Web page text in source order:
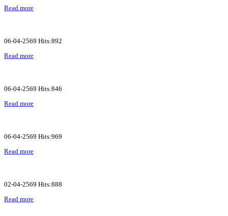
Read more
06-04-2569 Hits:892
Read more
06-04-2569 Hits:846
Read more
06-04-2569 Hits:969
Read more
02-04-2569 Hits:888
Read more